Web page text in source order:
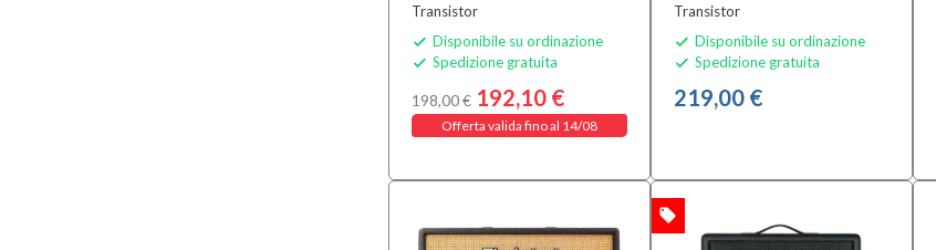
Transistor
 Disponibile su ordinazione
 Spedizione gratuita
198,00 € 192,10 €
Offerta valida fino al 14/08
Transistor
 Disponibile su ordinazione
 Spedizione gratuita
219,00 €
local_offer